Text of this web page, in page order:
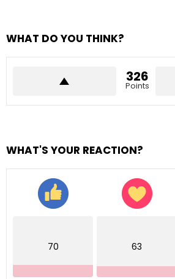
WHAT DO YOU THINK?
326
Points
WHAT'S YOUR REACTION?
70 63